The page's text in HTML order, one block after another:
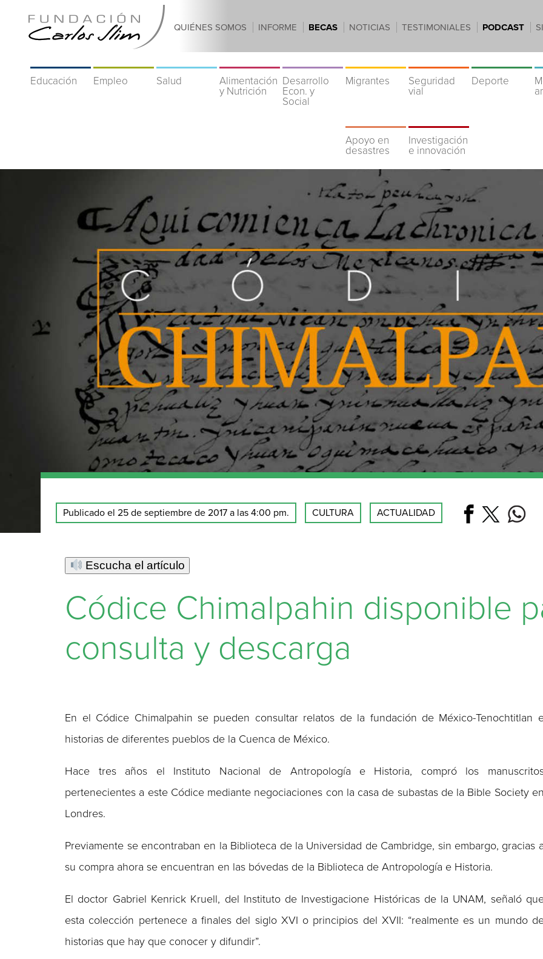
QUIÉNES SOMOS INFORME BECAS NOTICIAS TESTIMONIALES PODCAST
Educación Empleo Salud
Alimentación
y Nutrición
Desarrollo
Econ. y
Social
Migrantes
Seguridad
vial
Deporte
Apoyo en
desastres
Investigación
e innovación
Publicado el 25 de septiembre de 2017 a las 4:00 pm. CULTURA ACTUALIDAD
Escucha el artículo
Códice Chimalpahin disponible
consulta y descarga
En el Códice Chimalpahin se pueden consultar relatos de la fundación de México-Tenochtitlan
historias de diferentes pueblos de la Cuenca de México.
Hace tres años el Instituto Nacional de Antropología e Historia, compró los
pertenecientes a este Códice mediante negociaciones con la casa de subastas de la Bible Society
Londres.
Previamente se encontraban en la Biblioteca de la Universidad de Cambridge, sin embargo, gracias
su compra ahora se encuentran en las bóvedas de la Biblioteca de Antropología e Historia.
El doctor Gabriel Kenrick Kruell, del Instituto de Investigacione Históricas de la UNAM, señaló
esta colección pertenece a finales del siglo XVI o principios del XVII: “realmente es un mundo
historias que hay que conocer y difundir”.